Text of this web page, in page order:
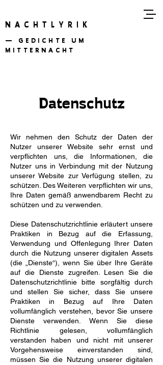
NACHTLYRIK
— GEDICHTE UM
MITTERNACHT
Datenschutz
Wir nehmen den Schutz der Daten der
Nutzer unserer Website sehr ernst und
verpflichten uns, die Informationen, die
Nutzer uns in Verbindung mit der Nutzung
unserer Website zur Verfügung stellen, zu
schützen. Des Weiteren verpflichten wir uns,
Ihre Daten gemäß anwendbarem Recht zu
schützen und zu verwenden.
Diese Datenschutzrichtlinie erläutert unsere
Praktiken in Bezug auf die Erfassung,
Verwendung und Offenlegung Ihrer Daten
durch die Nutzung unserer digitalen Assets
(die „Dienste“), wenn Sie über Ihre Geräte
auf die Dienste zugreifen. Lesen Sie die
Datenschutzrichtlinie bitte sorgfältig durch
und stellen Sie sicher, dass Sie unsere
Praktiken in Bezug auf Ihre Daten
vollumfänglich verstehen, bevor Sie unsere
Dienste verwenden. Wenn Sie diese
Richtlinie gelesen, vollumfänglich
verstanden haben und nicht mit unserer
Vorgehensweise einverstanden sind,
müssen Sie die Nutzung unserer digitalen